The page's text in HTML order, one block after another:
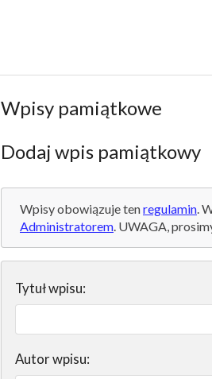
Wpisy pamiątkowe
Dodaj wpis pamiątkowy
Wpisy obowiązuje tenregulamin.
Administratorem. UWAGA,
Tytuł wpisu:
Autor wpisu: